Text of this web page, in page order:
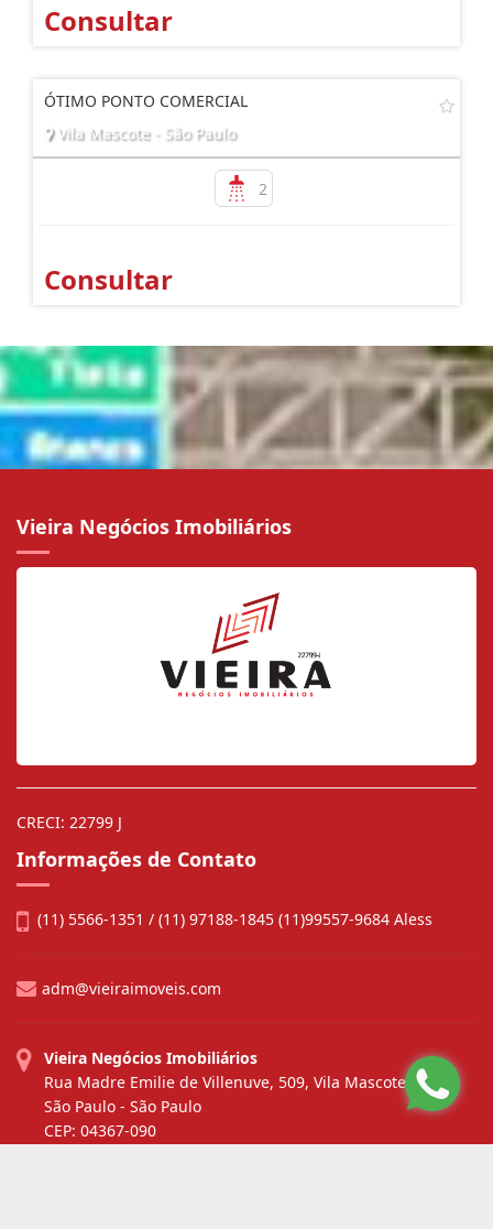
Consultar
ÓTIMO PONTO COMERCIAL
Vila Mascote - São Paulo
2
Consultar
Vieira Negócios Imobiliários
CRECI: 22799 J
Informações de Contato
(11) 5566-1351 / (11) 97188-1845 (11)99557-9684 Aless
adm@vieiraimoveis.com
Vieira Negócios Imobiliários
Rua Madre Emilie de Villenuve, 509, Vila Mascote
São Paulo - São Paulo
CEP: 04367-090